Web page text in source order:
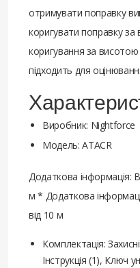
отримувати поправку
коригувати поправку за
коригування за
підходить для
Виробник: Nightforce
Модель: ATACR
Додаткова інформація:
м * Додаткова
від 10 м
Комплектація:
Інструкція (1), Ключ